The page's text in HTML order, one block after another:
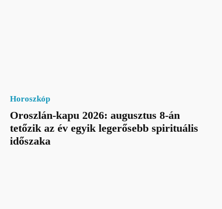
Horoszkóp
Oroszlán-kapu 2026: augusztus 8-án
tetőzik az év egyik legerősebb spirituális
időszaka